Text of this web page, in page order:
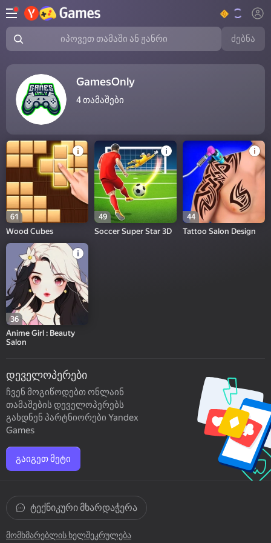
იპოვეთ თამაში ან ჟანრი ძებნა
GamesOnly
4თამაშები
61
Wood Cubes
49
Soccer Super Star 3D
44
Tattoo Salon Design
36
Anime Girl : Beauty
Salon
დეველოპერები
ჩვენ მოგიწოდებთ ონლაინ
თამაშების დეველოპერებს
გახდნენ პარტნიორები Yandex
Games
გაიგეთ მეტი
მომხმარებლის ხელშეკრულება
ტექნიკური მხარდაჭერა